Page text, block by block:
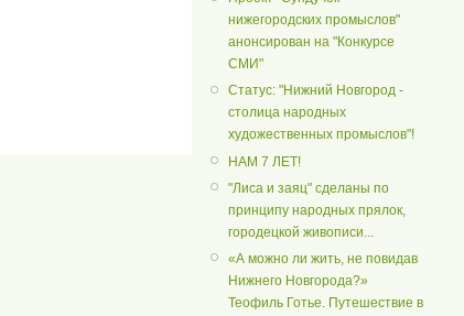
нижегородских промыслов"
анонсирован на "Конкурсе
СМИ"
Статус: "Нижний Новгород -
столица народных
художественных промыслов"!
НАМ 7 ЛЕТ!
"Лиса и заяц" сделаны по
принципу народных прялок,
городецкой живописи...
«А можно ли жить, не повидав
Нижнего Новгорода?»
Теофиль Готье. Путешествие в